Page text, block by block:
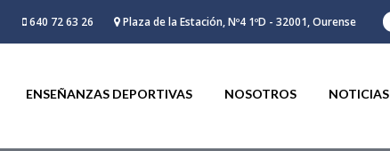
640 72 63 26 Plaza de la Estación, Nº4 1ºD - 32001, Ourense
ENSEÑANZAS DEPORTIVAS NOSOTROS NOTICIAS